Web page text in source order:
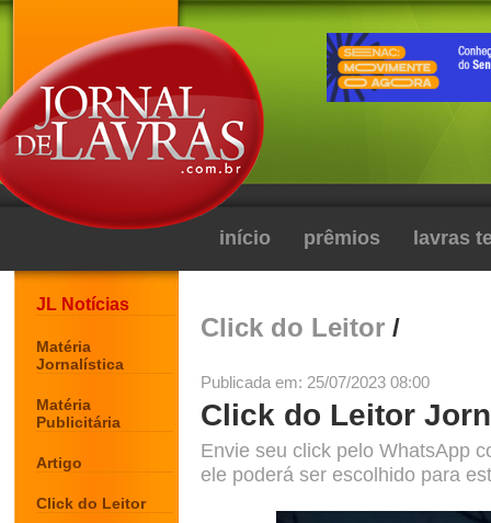
início prêmios lavras
JL Notícias
Matéria
Jornalística
Matéria
Publicitária
Artigo
Click do Leitor
Click do Leitor /
Publicada em: 25/07/2023 08:00
Click do Leitor
Envie seu click pelo WhatsApp
ele poderá ser escolhido para